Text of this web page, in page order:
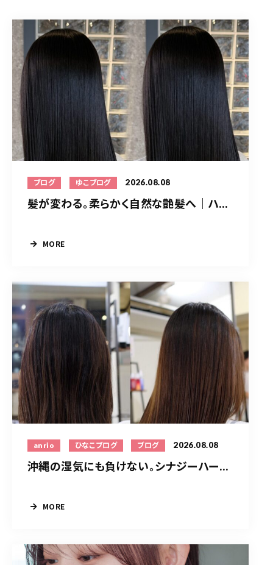
ブログ ゆこブログ 2026.08.08
髪が変わる。柔らかく自然な艶髪へ｜ハ...
MORE
anrio ひなこブログ ブログ 2026.08.08
沖縄の湿気にも負けない。シナジーハー...
MORE